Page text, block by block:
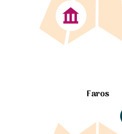
Faros